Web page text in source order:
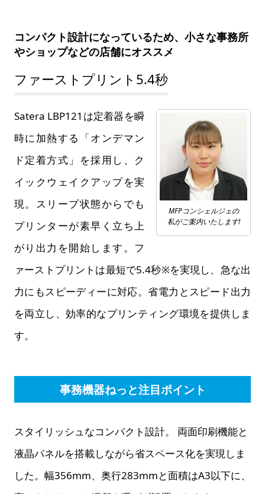
コンパクト設計になっているため、小さな事務所
やショップなどの店舗にオススメ
ファーストプリント5.4秒
MFPコンシェルジェの
私がご案内いたします!
Satera LBP121は定着器を瞬
時に加熱する「オンデマン
ド定着方式」を採用し、ク
イックウェイクアップを実
現。スリープ状態からでも
プリンターが素早く立ち上
がり出力を開始します。フ
ァーストプリントは最短で5.4秒※を実現し、急な出
力にもスピーディーに対応。省電力とスピード出力
を両立し、効率的なプリンティング環境を提供しま
す。
事務機器ねっと注目ポイント
スタイリッシュなコンパクト設計。 両面印刷機能と
液晶パネルを搭載しながら省スペース化を実現しま
した。幅356mm、奥行283mmと面積はA3以下に、